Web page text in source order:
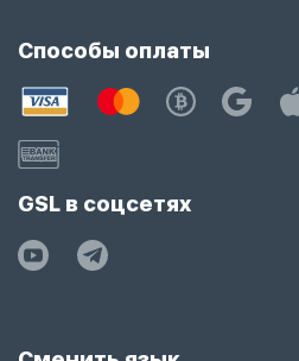
Способы оплаты
GSL в соцсетях